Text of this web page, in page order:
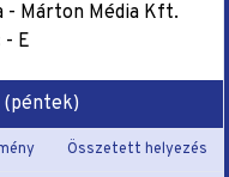
- Márton Média Kft.
E
(péntek)
Összetett helyezés